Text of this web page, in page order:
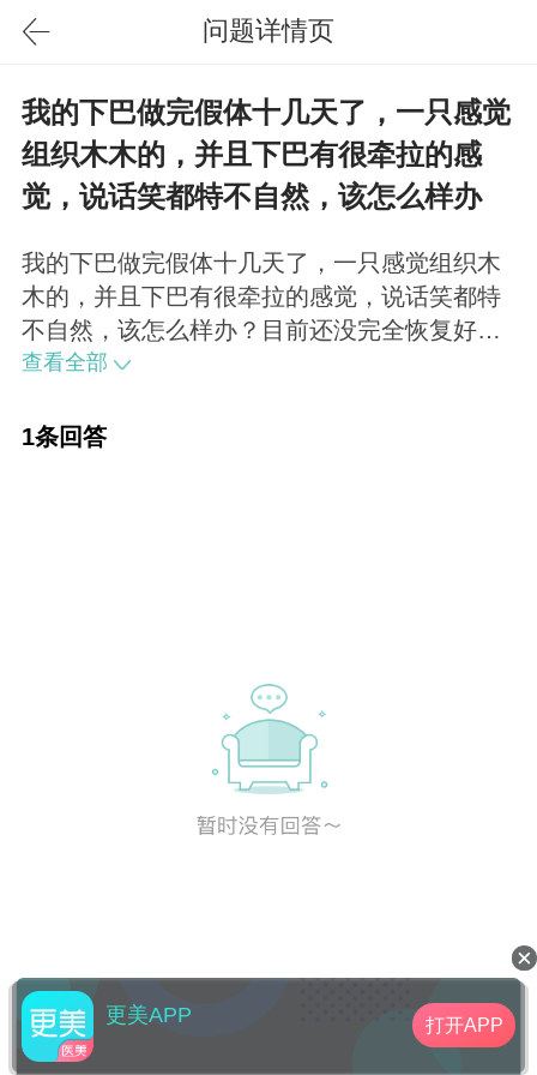
问题详情页
我的下巴做完假体十几天了，一只感觉
组织木木的，并且下巴有很牵拉的感
觉，说话笑都特不自然，该怎么样办
我的下巴做完假体十几天了，一只感觉组织木
木的，并且下巴有很牵拉的感觉，说话笑都特
不自然，该怎么样办？目前还没完全恢复好，
皮肤张力肯定受影响。继续等待，慢慢恢复即
查看全部
1条回答
更美APP 打开APP